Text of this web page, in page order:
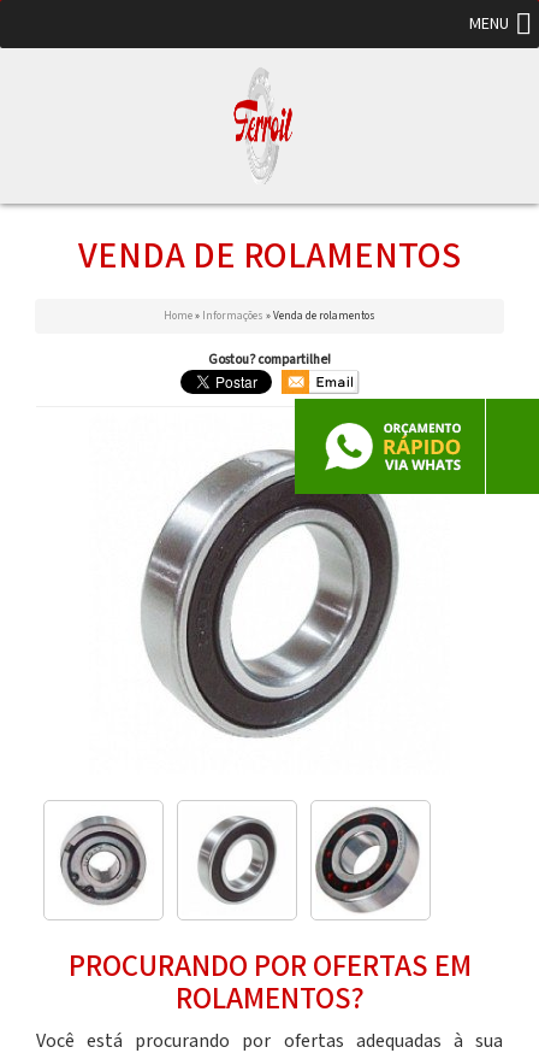
MENU
VENDA DE ROLAMENTOS
Home» Informações »Venda de rolamentos
Gostou? compartilhe!
PROCURANDO POR OFERTAS EM
ROLAMENTOS?
Você está procurando por ofertas adequadas à sua